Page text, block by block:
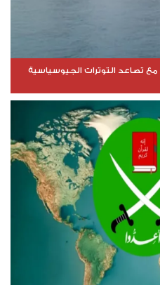
مع تصاعد التوترات الجيوسياسية